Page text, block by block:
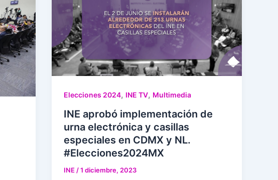
Elecciones 2024, INE TV, Multimedia
INE aprobó implementación de
urna electrónica y casillas
especiales en CDMX y NL.
#Elecciones2024MX
INE /1 diciembre, 2023